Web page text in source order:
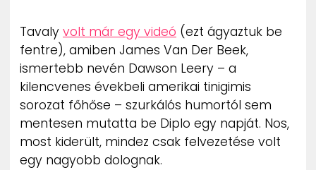
Tavaly volt már egy videó (ezt ágyaztuk be
fentre), amiben James Van Der Beek,
ismertebb nevén Dawson Leery – a
kilencvenes évekbeli amerikai tinigimis
sorozat főhőse – szurkálós humortól sem
mentesen mutatta be Diplo egy napját. Nos,
most kiderült, mindez csak felvezetése volt
egy nagyobb dolognak.